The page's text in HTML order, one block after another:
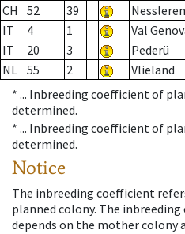
CH
52 39 Nessleren
IT
4 1 Val
IT
20 3 Pederü
NL 55 2 Vlieland
* ... Inbreeding coefficient of
determined.
* ... Inbreeding coefficient of
determined.
Notice
The inbreeding coefficient
planned colony. The
depends on the mother colony